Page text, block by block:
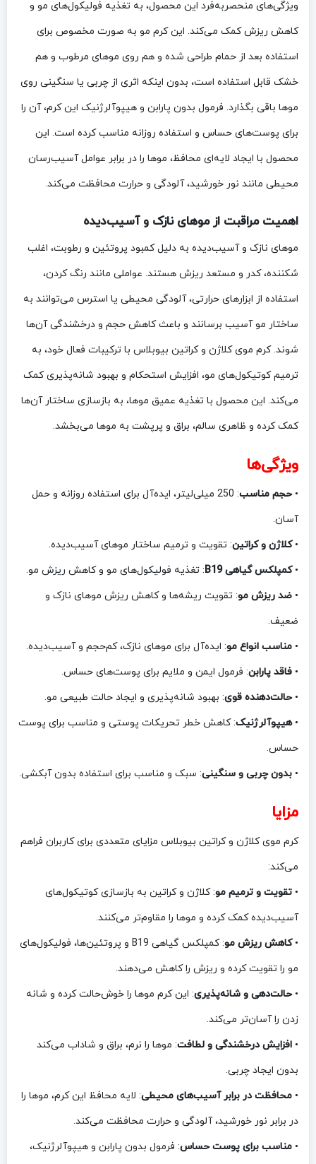
ویژگی‌های منحصربه‌فرد این محصول، به تغذیه فولیکول‌های مو و
کاهش ریزش کمک می‌کند. این کرم مو به صورت مخصوص برای
استفاده بعد از حمام طراحی شده و هم روی موهای مرطوب و هم
خشک قابل استفاده است، بدون اینکه اثری از چربی یا سنگینی روی
موها باقی بگذارد. فرمول بدون پارابن و هیپوآلرژنیک این کرم، آن را
برای پوست‌های حساس و استفاده روزانه مناسب کرده است. این
محصول با ایجاد لایه‌ای محافظ، موها را در برابر عوامل آسیب‌رسان
محیطی مانند نور خورشید، آلودگی و حرارت محافظت می‌کند.
اهمیت مراقبت از موهای نازک و آسیب‌دیده
موهای نازک و آسیب‌دیده به دلیل کمبود پروتئین و رطوبت، اغلب
شکننده، کدر و مستعد ریزش هستند. عواملی مانند رنگ کردن،
استفاده از ابزارهای حرارتی، آلودگی محیطی یا استرس می‌توانند به
ساختار مو آسیب برسانند و باعث کاهش حجم و درخشندگی آن‌ها
شوند. کرم موی کلاژن و کراتین بیوبلاس با ترکیبات فعال خود، به
ترمیم کوتیکول‌های مو، افزایش استحکام و بهبود شانه‌پذیری کمک
می‌کند. این محصول با تغذیه عمیق موها، به بازسازی ساختار آن‌ها
کمک کرده و ظاهری سالم، براق و پرپشت به موها می‌بخشد.
ویژگی‌ها
•حجم مناسب
: 250 میلی‌لیتر، ایده‌آل برای استفاده روزانه و حمل
آسان.
•کلاژن و کراتین: تقویت و ترمیم ساختار موهای آسیب‌دیده.
•کمپلکس گیاهی B19
: تغذیه فولیکول‌های مو و کاهش ریزش مو.
• ضد ریزش مو: تقویت ریشه‌ها و کاهش ریزش موهای نازک و
ضعیف.
• مناسب انواع مو: ایده‌آل برای موهای نازک، کم‌حجم و آسیب‌دیده.
• فاقد پارابن: فرمول ایمن و ملایم برای پوست‌های حساس.
•حالت‌دهنده قوی: بهبود شانه‌پذیری و ایجاد حالت طبیعی مو.
•هیپوآلرژنیک: کاهش خطر تحریکات پوستی و مناسب برای پوست
حساس.
• بدون چربی و سنگینی: سبک و مناسب برای استفاده بدون آبکشی.
مزایا
کرم موی کلاژن و کراتین بیوبلاس مزایای متعددی برای کاربران فراهم
می‌کند:
• تقویت و ترمیم مو: کلاژن و کراتین به بازسازی کوتیکول‌های
آسیب‌دیده کمک کرده و موها را مقاوم‌تر می‌کنند.
•کاهش ریزش مو
: کمپلکس گیاهی B19 و پروتئین‌ها، فولیکول‌های
مو را تقویت کرده و ریزش را کاهش می‌دهند.
•حالت‌دهی و شانه‌پذیری: این کرم موها را خوش‌حالت کرده و شانه
زدن را آسان‌تر می‌کند.
• افزایش درخشندگی و لطافت: موها را نرم، براق و شاداب می‌کند
بدون ایجاد چربی.
• محافظت در برابر آسیب‌های محیطی: لایه محافظ این کرم، موها را
در برابر نور خورشید، آلودگی و حرارت محافظت می‌کند.
• مناسب برای پوست حساس: فرمول بدون پارابن و هیپوآلرژنیک،